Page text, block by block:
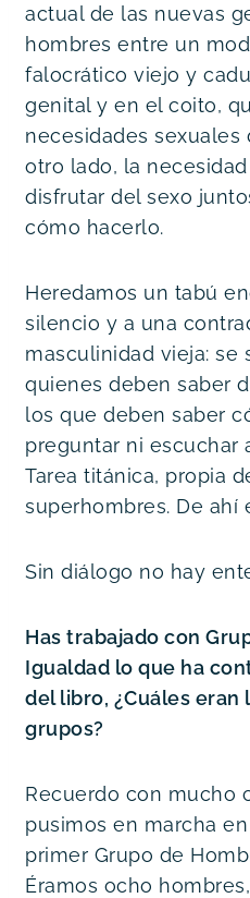
actual de las nuevas
hombres entre un
falocrático viejo y
genital y en el coito,
necesidades sexuales
otro lado, la
disfrutar del sexo
cómo hacerlo.
Heredamos un tabú
silencio y a una
masculinidad vieja: se
quienes deben saber
los que deben saber
preguntar ni escuchar
Tarea titánica, propia
superhombres. De ahí
Sin diálogo no hay
Has trabajado con
Igualdad lo que ha
del libro, ¿Cuáles
grupos?
Recuerdo con mucho
pusimos en marcha
primer Grupo de
Éramos ocho